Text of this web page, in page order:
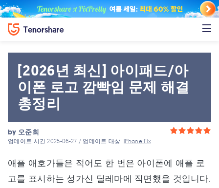
[2026년 최신] 아이패드/아
이폰 로고 깜빡임 문제 해결
총정리
by 오준희
업데이트 시간 2025-06-27 / 업데이트 대상iPhone Fix
애플 애호가들은 적어도 한 번은 아이폰에 애플 로
고를 표시하는 성가신 딜레마에 직면했을 것입니다.